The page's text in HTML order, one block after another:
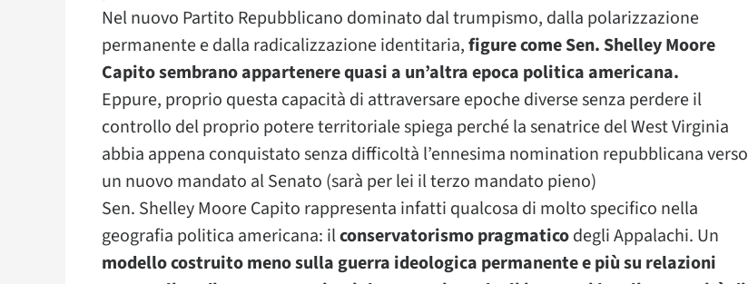
Nel nuovo Partito Repubblicano dominato dal trumpismo, dalla polarizzazione
permanente e dalla radicalizzazione identitaria,figure come Sen. Shelley Moore
Capito sembrano appartenere quasi a un’altra epoca politica americana.
Eppure, proprio questa capacità di attraversare epoche diverse senza perdere il
controllo del proprio potere territoriale spiega perché la senatrice del West Virginia
abbia appena conquistato senza difficoltà l’ennesima nomination repubblicana verso
un nuovo mandato al Senato (sarà per lei il terzo mandato pieno)
Sen. Shelley Moore Capito rappresenta infatti qualcosa di molto specifico nella
geografia politica americana: ilconservatorismo pragmaticodegli Appalachi. Un
modello costruito meno sulla guerra ideologica permanente e più su relazioni